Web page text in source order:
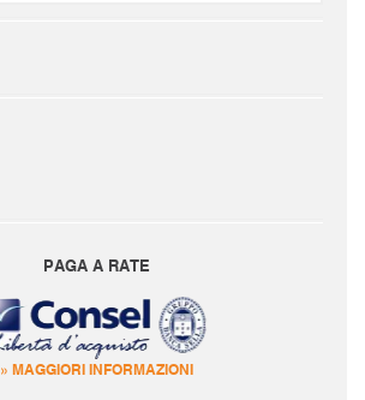
PAGA A RATE
» MAGGIORI INFORMAZIONI